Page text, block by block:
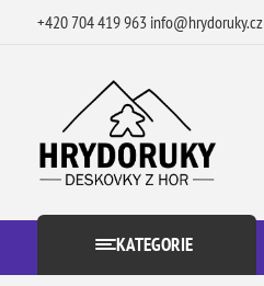
+420 704 419 963 info@hrydoruky.cz
KATEGORIE